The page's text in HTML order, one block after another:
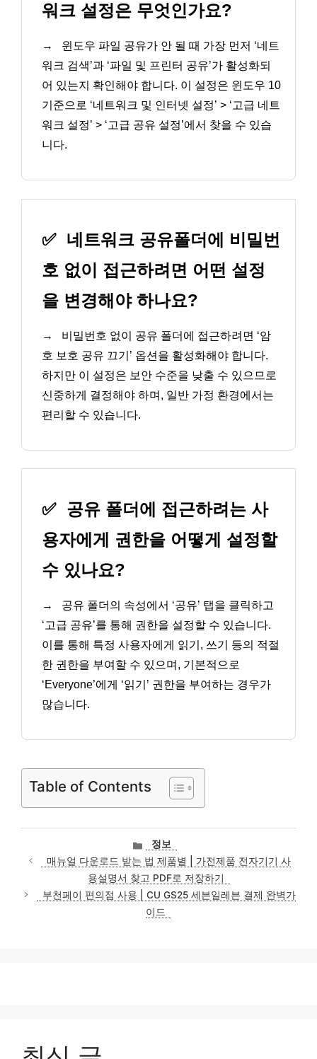
워크 설정은 무엇인가요?
→
윈도우 파일 공유가 안 될 때 가장 먼저 ‘네트
워크 검색’과 ‘파일 및 프린터 공유’가 활성화되
어 있는지 확인해야 합니다. 이 설정은 윈도우 10
기준으로 ‘네트워크 및 인터넷 설정’ > ‘고급 네트
워크 설정’ > ‘고급 공유 설정’에서 찾을 수 있습
니다.
✅ 네트워크 공유폴더에 비밀번
호 없이 접근하려면 어떤 설정
을 변경해야 하나요?
→
비밀번호 없이 공유 폴더에 접근하려면 ‘암
호 보호 공유 끄기’ 옵션을 활성화해야 합니다.
하지만 이 설정은 보안 수준을 낮출 수 있으므로
신중하게 결정해야 하며, 일반 가정 환경에서는
편리할 수 있습니다.
✅ 공유 폴더에 접근하려는 사
용자에게 권한을 어떻게 설정할
수 있나요?
→
공유 폴더의 속성에서 ‘공유’ 탭을 클릭하고
‘고급 공유’를 통해 권한을 설정할 수 있습니다.
이를 통해 특정 사용자에게 읽기, 쓰기 등의 적절
한 권한을 부여할 수 있으며, 기본적으로
‘Everyone’에게 ‘읽기’ 권한을 부여하는 경우가
많습니다.
Table of Contents
카
테
고
리
정보
매뉴얼 다운로드 받는 법 제품별 | 가전제품 전자기기 사
용설명서 찾고 PDF로 저장하기
부천페이 편의점 사용 | CU GS25 세븐일레븐 결제 완벽가
이드